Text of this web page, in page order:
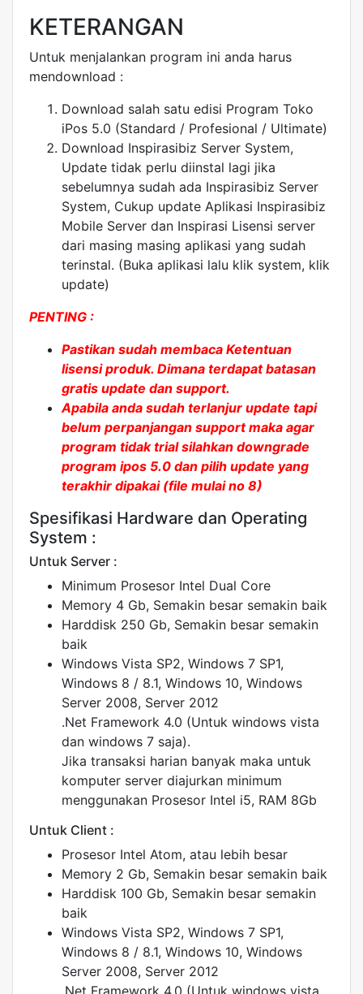
KETERANGAN
Untuk menjalankan program ini anda harus
mendownload :
Download salah satu edisi Program Toko
iPos 5.0 (Standard / Profesional / Ultimate)
Download Inspirasibiz Server System,
Update tidak perlu diinstal lagi jika
sebelumnya sudah ada Inspirasibiz Server
System, Cukup update Aplikasi Inspirasibiz
Mobile Server dan Inspirasi Lisensi server
dari masing masing aplikasi yang sudah
terinstal. (Buka aplikasi lalu klik system, klik
update)
PENTING :
Pastikan sudah membaca Ketentuan
lisensi produk. Dimana terdapat batasan
gratis update dan support.
Apabila anda sudah terlanjur update tapi
belum perpanjangan support maka agar
program tidak trial silahkan downgrade
program ipos 5.0 dan pilih update yang
terakhir dipakai (file mulai no 8)
Spesifikasi Hardware dan Operating
System :
Untuk Server :
Minimum Prosesor Intel Dual Core
Memory 4 Gb, Semakin besar semakin baik
Harddisk 250 Gb, Semakin besar semakin
baik
Windows Vista SP2, Windows 7 SP1,
Windows 8 / 8.1, Windows 10, Windows
Server 2008, Server 2012
.Net Framework 4.0 (Untuk windows vista
dan windows 7 saja).
Jika transaksi harian banyak maka untuk
komputer server diajurkan minimum
menggunakan Prosesor Intel i5, RAM 8Gb
Untuk Client :
Prosesor Intel Atom, atau lebih besar
Memory 2 Gb, Semakin besar semakin baik
Harddisk 100 Gb, Semakin besar semakin
baik
Windows Vista SP2, Windows 7 SP1,
Windows 8 / 8.1, Windows 10, Windows
Server 2008, Server 2012
.Net Framework 4.0 (Untuk windows vista